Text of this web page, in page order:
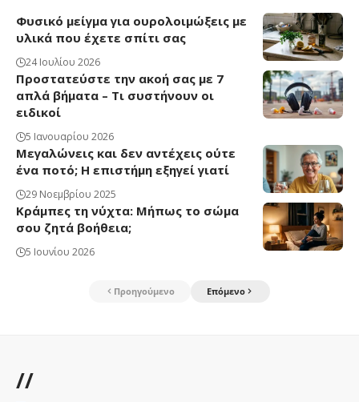
Φυσικό μείγμα για ουρολοιμώξεις με
υλικά που έχετε σπίτι σας
24 Ιουλίου 2026
Προστατεύστε την ακοή σας με 7
απλά βήματα – Τι συστήνουν οι
ειδικοί
5 Ιανουαρίου 2026
Μεγαλώνεις και δεν αντέχεις ούτε
ένα ποτό; Η επιστήμη εξηγεί γιατί
29 Νοεμβρίου 2025
Κράμπες τη νύχτα: Μήπως το σώμα
σου ζητά βοήθεια;
5 Ιουνίου 2026
Προηγούμενο Επόμενο
//